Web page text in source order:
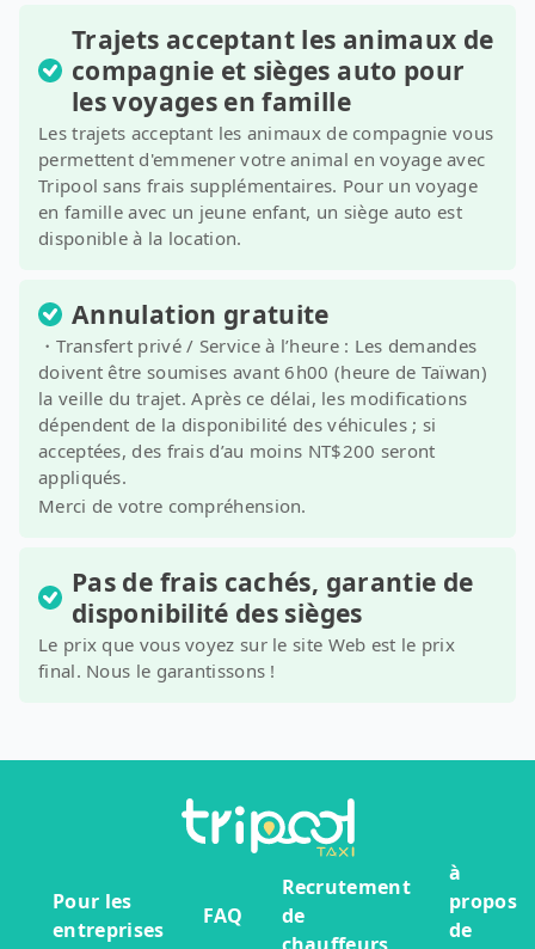
Trajets acceptant les animaux de
compagnie et sièges auto pour
les voyages en famille
Les trajets acceptant les animaux de compagnie vous
permettent d'emmener votre animal en voyage avec
Tripool sans frais supplémentaires. Pour un voyage
en famille avec un jeune enfant, un siège auto est
disponible à la location.
Annulation gratuite
・Transfert privé / Service à l’heure : Les demandes
doivent être soumises avant 6h00 (heure de Taïwan)
la veille du trajet. Après ce délai, les modifications
dépendent de la disponibilité des véhicules ; si
acceptées, des frais d’au moins NT$200 seront
appliqués.
Merci de votre compréhension.
Pas de frais cachés, garantie de
disponibilité des sièges
Le prix que vous voyez sur le site Web est le prix
final. Nous le garantissons !
Pour les
entreprises
FAQ
Recrutement
de
à
propos
de